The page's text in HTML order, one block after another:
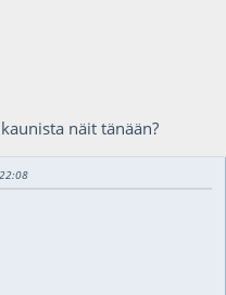
näit tänään?